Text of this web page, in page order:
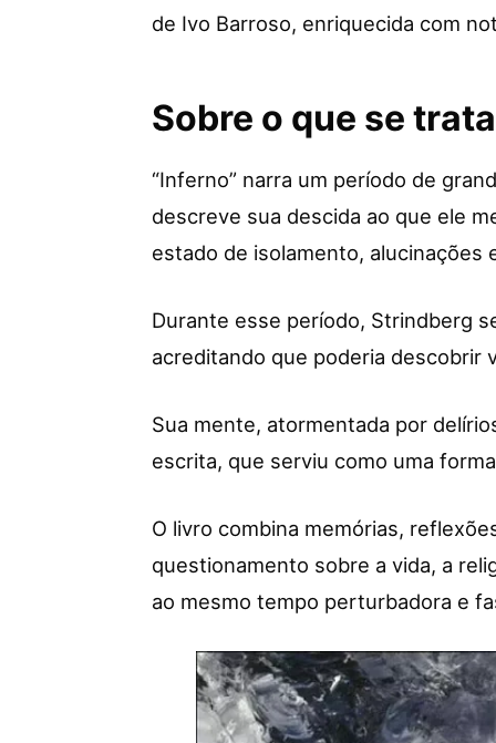
de Ivo Barroso, enriquecida com
Sobre o que se
“Inferno” narra um período de
descreve sua descida ao que ele
estado de isolamento, alucinações
Durante esse período, Strindberg
acreditando que poderia descobrir
Sua mente, atormentada por
escrita, que serviu como uma
O livro combina memórias,
questionamento sobre a vida, a
ao mesmo tempo perturbadora e